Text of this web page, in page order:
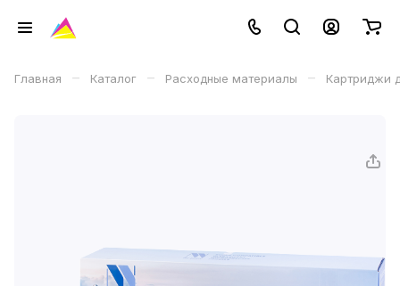
Главная – Каталог – Расходные материалы – Картриджи